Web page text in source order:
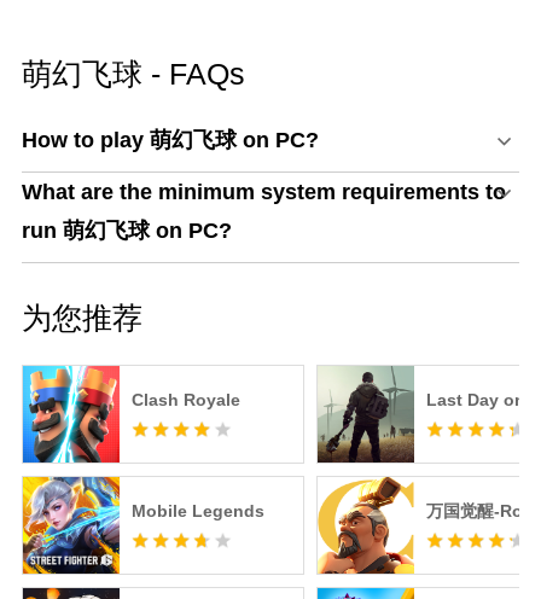
萌幻飞球 - FAQs
How to play 萌幻飞球 on PC?
What are the minimum system requirements to
run 萌幻飞球 on PC?
为您推荐
Clash Royale Last Day on
Mobile Legends 万国觉醒-RoK